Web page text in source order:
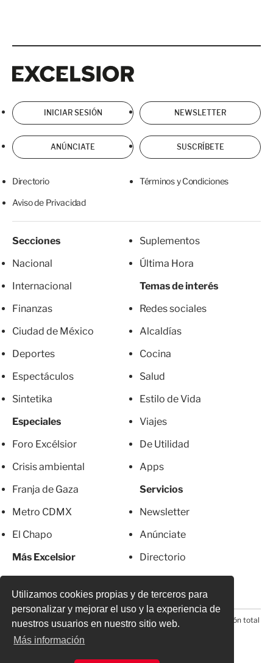
Utilizamos cookies propias y de terceros para
personalizar y mejorar el uso y la experiencia de
nuestros usuarios en nuestro sitio web.
Más información
INICIAR SESIÓN NEWSLETTER
ANÚNCIATE SUSCRÍBETE
Directorio Términos y Condiciones
Aviso de Privacidad
Secciones
Nacional
Internacional
Finanzas
Ciudad de México
Deportes
Espectáculos
Sintetika
Especiales
Foro Excélsior
Crisis ambiental
Franja de Gaza
Metro CDMX
El Chapo
Más Excelsior
Suplementos
Última Hora
Temas de interés
Redes sociales
Alcaldías
Cocina
Salud
Estilo de Vida
Viajes
De Utilidad
Apps
Servicios
Newsletter
Anúnciate
Directorio
© 2026 Todos los derechos reservados. Prohibida la reproducción total
o parcial, incluyendo cualquier medio electrónico*